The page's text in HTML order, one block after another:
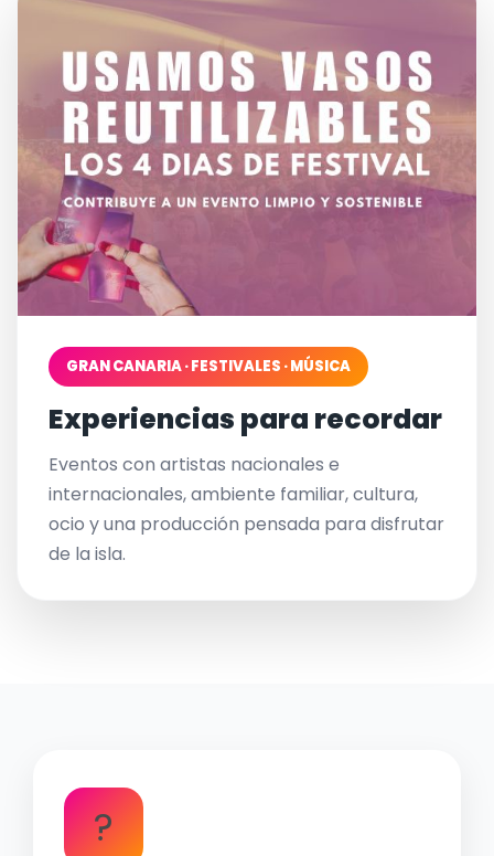
GRAN CANARIA · FESTIVALES · MÚSICA
Experiencias para recordar
Eventos con artistas nacionales e
internacionales, ambiente familiar, cultura,
ocio y una producción pensada para disfrutar
de la isla.
?